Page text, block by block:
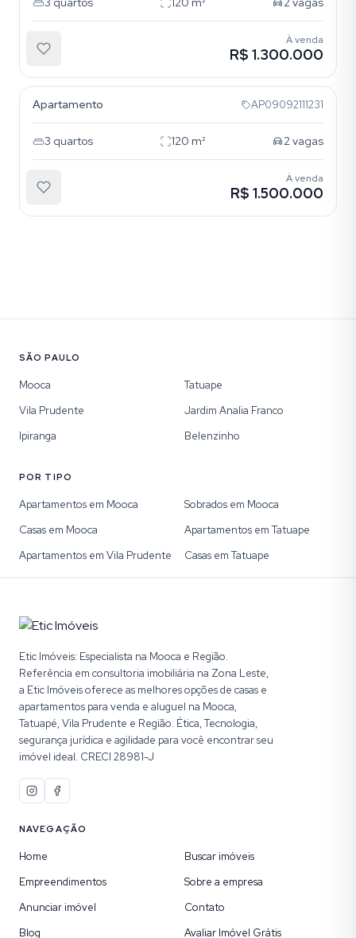
À venda
R$ 1.300.000
Apartamento AP09092111231
3 quartos 120 m² 2vagas
À venda
R$ 1.500.000
SÃO PAULO
Mooca
Tatuape
Vila Prudente
Jardim Analia Franco
Ipiranga
Belenzinho
POR TIPO
Apartamentos em Mooca
Sobrados em Mooca
Casas em Mooca
Apartamentos em Tatuape
Apartamentos em Vila Prudente
Casas em Tatuape
Etic Imóveis: Especialista na Mooca e Região.
Referência em consultoria imobiliária na Zona Leste,
a Etic Imóveis oferece as melhores opções de casas e
apartamentos para venda e aluguel na Mooca,
Tatuapé, Vila Prudente e Região. Ética, Tecnologia,
segurança jurídica e agilidade para você encontrar seu
imóvel ideal. CRECI 28981-J
NAVEGAÇÃO
Home
Buscar imóveis
Empreendimentos
Sobre a empresa
Anunciar imóvel
Contato
Blog
Avaliar Imóvel Grátis